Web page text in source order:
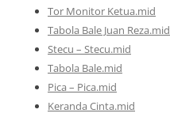
Tor Monitor Ketua.mid
Tabola Bale Juan Reza.mid
Stecu – Stecu.mid
Tabola Bale.mid
Pica – Pica.mid
Keranda Cinta.mid